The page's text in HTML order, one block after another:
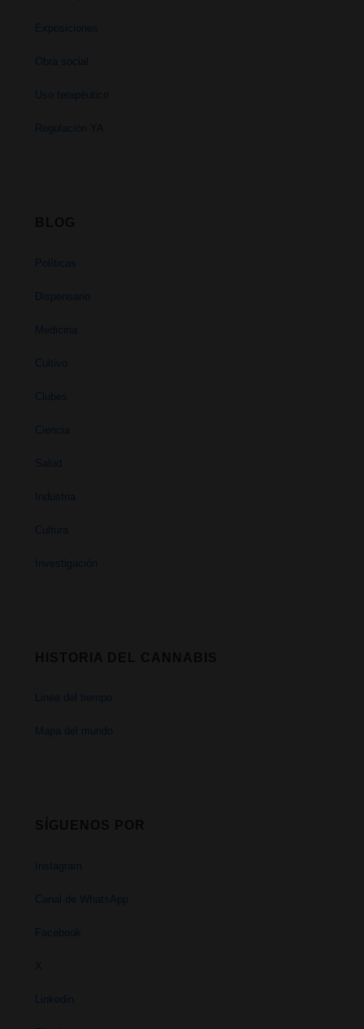
Exposiciones
Obra social
Uso terapéutico
Regulación YA
Políticas
Dispensario
Medicina
Cultivo
Clubes
Ciencia
Salud
Industria
Cultura
Investigación
Linea del tiempo
Mapa del mundo
Instagram
Canal de WhatsApp
Facebook
X
Linkedin